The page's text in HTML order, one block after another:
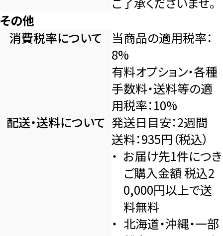
その他
消費税率について
当商品の適用税率：
8%
有料オプション・各種
手数料・送料等の適
用税率：10%
配送・送料について 発送日目安：2週間
送料：935円（税込）
お届け先1件につき
ご購入金額 税込2
0,000円以上で送
料無料
北海道・沖縄・一部